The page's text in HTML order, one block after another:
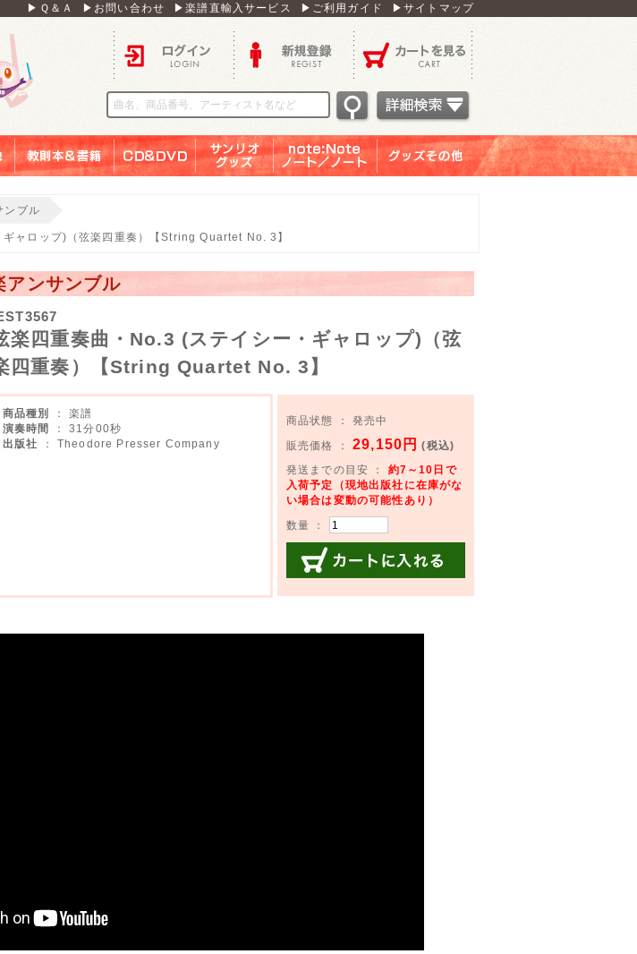
▶Ｑ＆Ａ ▶お問い合わせ ▶楽譜直輸入サービス ▶ご利用ガイド ▶サイトマップ
ンブル
ャロップ)（弦楽四重奏）【String Quartet No. 3】
アンサンブル
楽四重奏曲・No.3 (ステイシー・ギャロップ)（弦
四重奏）【String Quartet No. 3】
商品種別
： 楽譜
演奏時間
： 31分00秒
出版社
： Theodore Presser Company
商品状態 ： 発売中
販売価格 ：29,150円 (税込)
発送までの目安 ： 約7～10日で
入荷予定（現地出版社に在庫がな
い場合は変動の可能性あり）
数量 ：